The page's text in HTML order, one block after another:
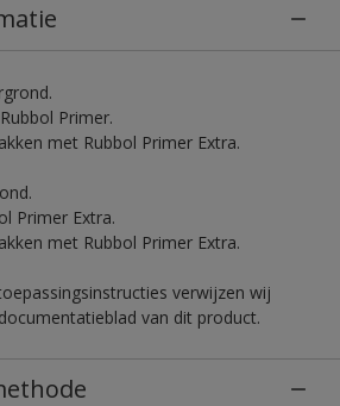
Primer.
met Rubbol Primer Extra.
Primer Extra.
met Rubbol Primer Extra.
verwijzen wij
van dit product.